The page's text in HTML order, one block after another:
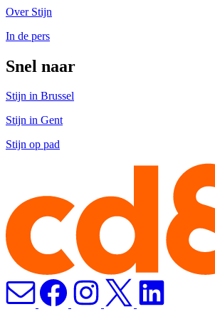
Over Stijn
In de pers
Snel naar
Stijn in Brussel
Stijn in Gent
Stijn op pad